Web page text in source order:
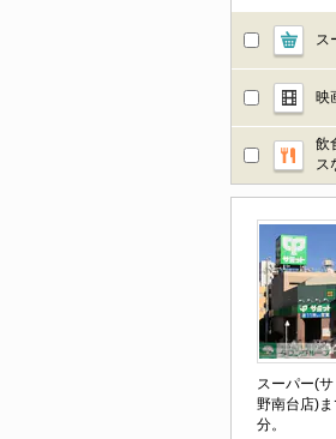
ス
映
飲
ス
スーパー(
野南台店)
分。